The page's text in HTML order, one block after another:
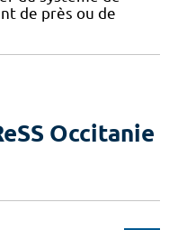
de près ou de
Occitanie